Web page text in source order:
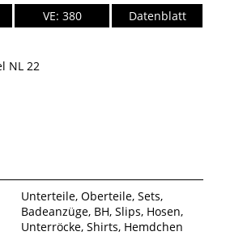
VE: 380 Datenblatt
Unterteile, Oberteile, Sets,
Badeanzüge, BH, Slips, Hosen,
Unterröcke, Shirts, Hemdchen